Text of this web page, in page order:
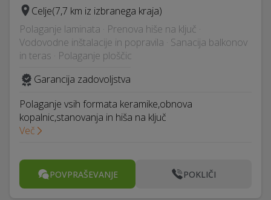
Celje(7,7 km iz izbranega kraja)
Polaganje laminata · Prenova hiše na ključ ·
Vodovodne inštalacije in popravila · Sanacija balkonov
in teras · Polaganje ploščic
Garancija zadovoljstva
Polaganje vsih formata keramike,obnova
kopalnic,stanovanja in hiša na ključ
Več
POVPRAŠEVANJE POKLIČI